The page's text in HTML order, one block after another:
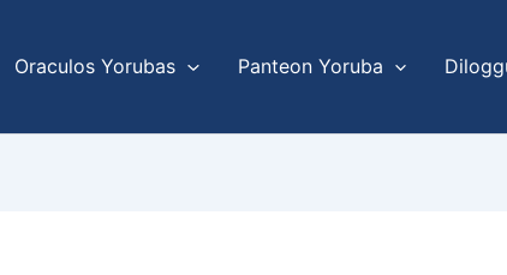
Oraculos Yorubas Panteon Yoruba